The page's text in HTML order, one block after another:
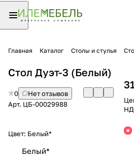
Главная Каталог Столы и стулья
Стол Дуэт-3 (Белый)
0
Нет отзывов
Арт. ЦБ-00029988
Цвет: Белый*
Белый*